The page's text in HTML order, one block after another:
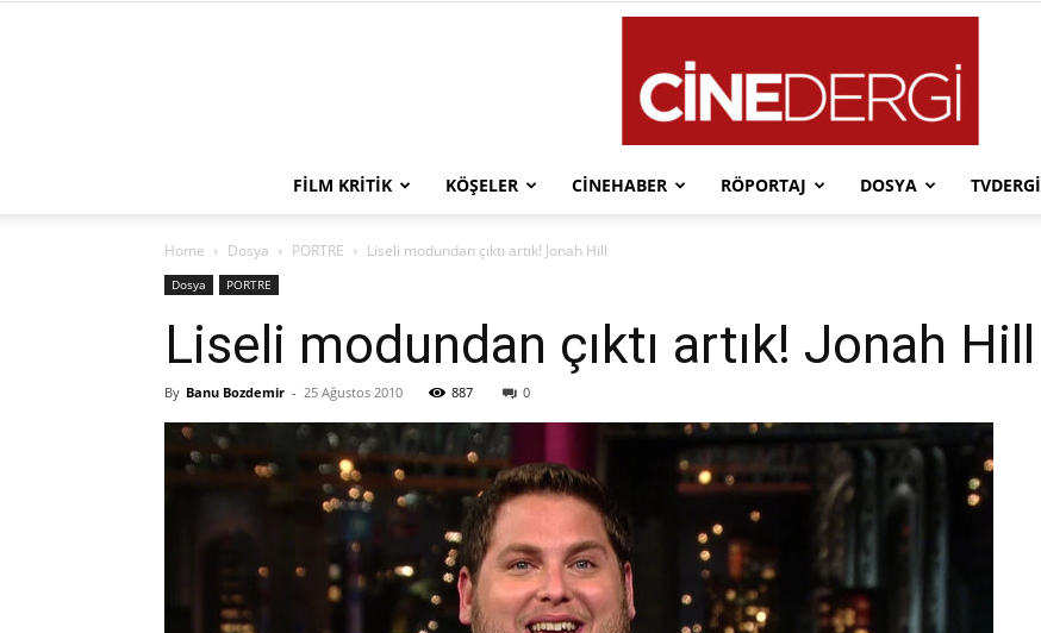
FILM KRITIK KÖŞELER CINEHABER RÖPORTAJ DOSYA TVDERGI
Home Dosya PORTRE Liseli modundan çıktı artık! Jonah Hill
Dosya PORTRE
Liseli modundan çıktı artık! Jonah Hill
By Banu Bozdemir - 25 Ağustos 2010 887 0